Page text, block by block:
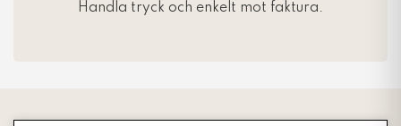
Handla tryck och enkelt mot faktura.